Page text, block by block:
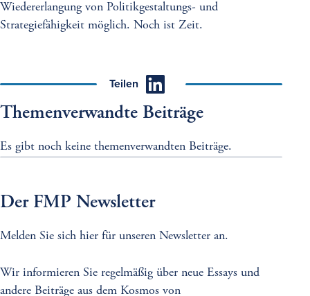
Wiedererlangung von Politikgestaltungs- und
Strategiefähigkeit möglich. Noch ist Zeit.
Teilen
Themenverwandte Beiträge
Es gibt noch keine themenverwandten Beiträge.
Der FMP Newsletter
Melden Sie sich hier für unseren Newsletter an.
Wir informieren Sie regelmäßig über neue Essays und
andere Beiträge aus dem Kosmos von